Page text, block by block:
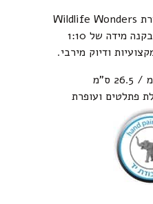
טיגריס סיבירי ענק מסדרת Wildlife Wonders
הוא רפליקה מדויקת בקנה מידה של 1:10
ודיוק מירבי.
פתלטים ועופרת